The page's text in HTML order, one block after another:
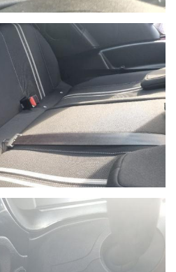
privacy*
dei miei dati per finalità di
Invia
saranno condivise con terze parti